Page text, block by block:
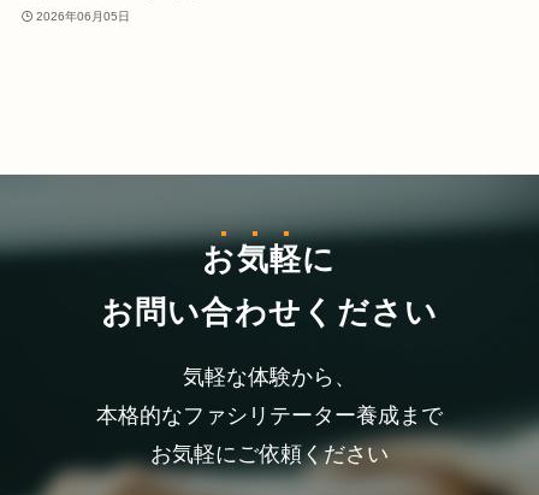
2026年06月05日
お気軽に
お問い合わせください
気軽な体験から、
本格的なファシリテーター養成まで
お気軽にご依頼ください